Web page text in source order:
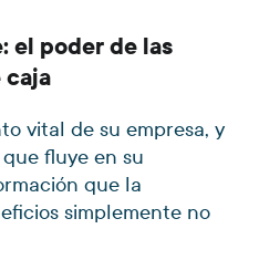
el poder de las
caja
vital de su empresa, y
fluye en su
que la
simplemente no